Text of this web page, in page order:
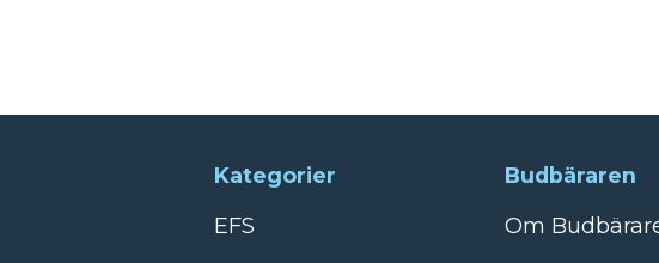
Kategorier
EFS
Budbäraren
Om